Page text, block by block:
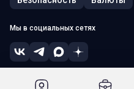
Мы в социальных сетях
© 2026, ПАО «Норвик Банк».